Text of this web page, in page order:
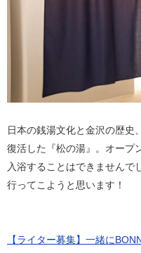
日本の銭湯文化と金沢の歴史
復活した『松の湯』。オープ
入浴することはできませんで
行ってこようと思います！
【ライター募集】一緒に